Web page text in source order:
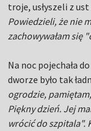
troje, usłyszeli z
Powiedzieli, że nie
zachowywałam się
Na noc pojechała
dworze było tak
ogrodzie, pamiętam,
Piękny dzień. Jej
wrócić do szpitala".